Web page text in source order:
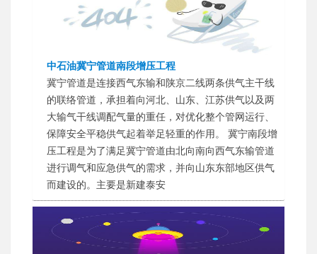
中石油冀宁管道南段增压工程
冀宁管道是连接西气东输和陕京二线两条供气主干线
的联络管道，承担着向河北、山东、江苏供气以及两
大输气干线调配气量的重任，对优化整个管网运行、
保障安全平稳供气起着举足轻重的作用。 冀宁南段增
压工程是为了满足冀宁管道由北向南向西气东输管道
进行调气和应急供气的需求，并向山东东部地区供气
而建设的。主要是新建泰安